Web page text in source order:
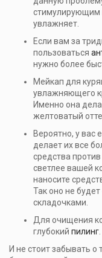
стимулирующим
увлажняет.
Если вам за
пользоваться
нужно более
Мейкап для
увлажняющего
Именно она
желтоватый
Вероятно, у вас
делает их все
средства
светлее вашей
наносите
Так оно не
складочками.
Для очищения
глубокий пилинг.
И не стоит забывать